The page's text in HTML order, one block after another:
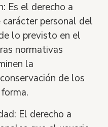
Es el derecho a
ácter personal del
lo previsto en el
normativas
la
de los
El derecho a